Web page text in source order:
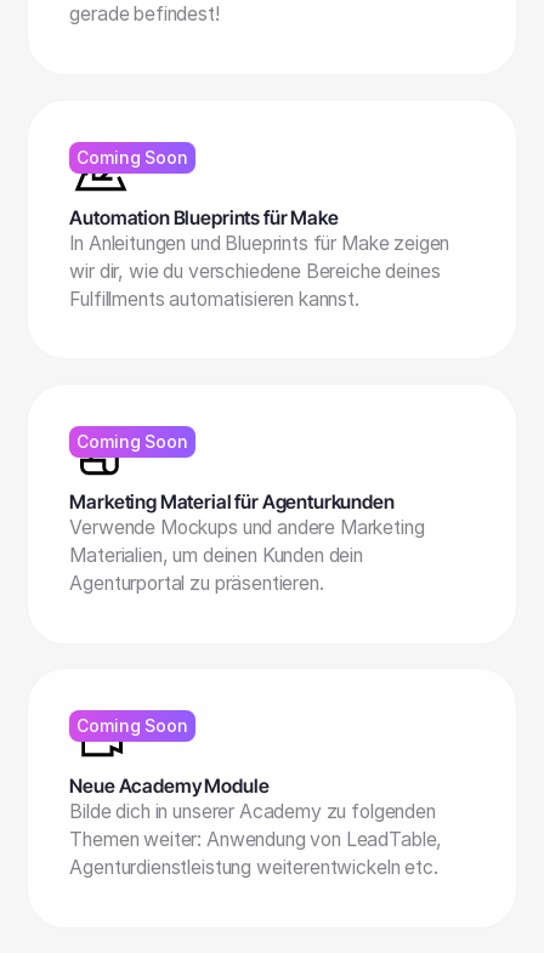
gerade befindest!
Automation Blueprints für Make
In Anleitungen und Blueprints für Make zeigen
wir dir, wie du verschiedene Bereiche deines
Fulfillments automatisieren kannst.
Coming Soon
Marketing Material für Agenturkunden
Verwende Mockups und andere Marketing
Materialien, um deinen Kunden dein
Agenturportal zu präsentieren.
Coming Soon
Neue Academy Module
Bilde dich in unserer Academy zu folgenden
Themen weiter: Anwendung von LeadTable,
Agenturdienstleistung weiterentwickeln etc.
Coming Soon